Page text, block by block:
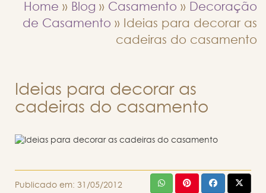
Home » Blog » Casamento »
Decoração
de Casamento » Ideias para decorar as
cadeiras do casamento
Ideias para decorar as
cadeiras do casamento
Publicado em: 31/05/2012